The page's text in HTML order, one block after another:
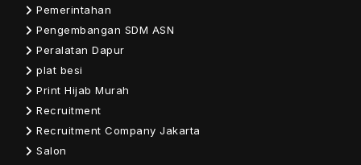
Pemerintahan
Pengembangan SDM ASN
Peralatan Dapur
plat besi
Print Hijab Murah
Recruitment
Recruitment Company Jakarta
Salon